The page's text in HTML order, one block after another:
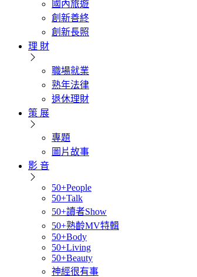
國內旅遊
創新善終
創新長照
理 財
職場就業
熟年法律
退休理財
策 展
專題
圖片故事
影 音
50+People
50+Talk
50+讀者Show
50+熟齡MV特輯
50+Body
50+Living
50+Beauty
神經很有事